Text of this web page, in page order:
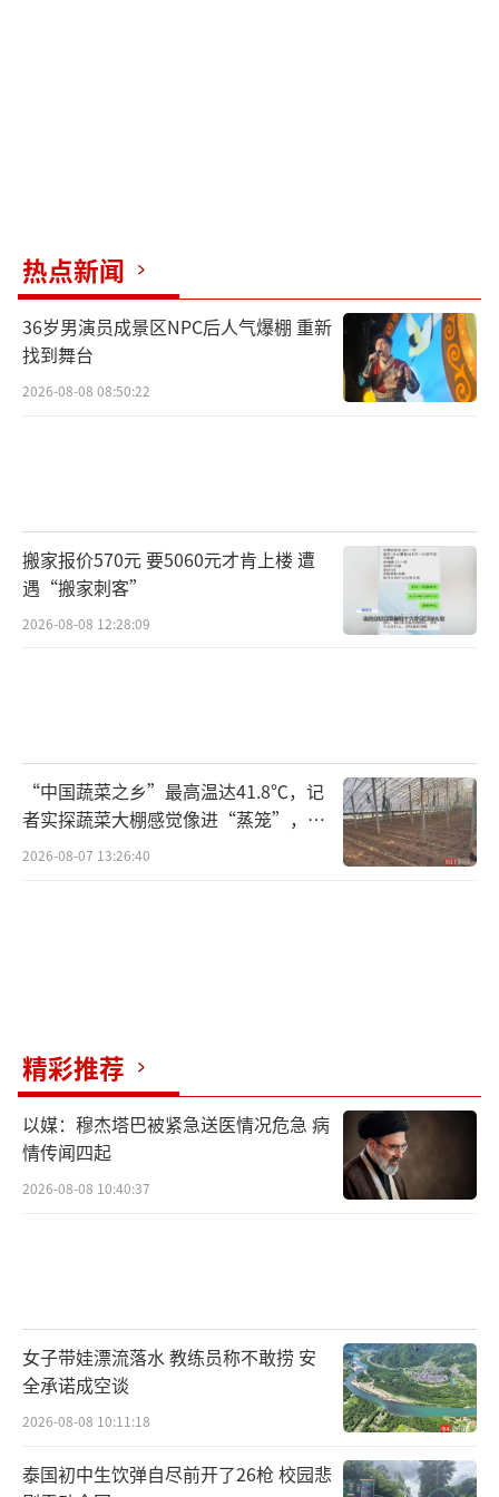
热点新闻
36岁男演员成景区NPC后人气爆棚 重新
找到舞台
2026-08-08 08:50:22
搬家报价570元 要5060元才肯上楼 遭
遇“搬家刺客”
2026-08-08 12:28:09
“中国蔬菜之乡”最高温达41.8℃，记
者实探蔬菜大棚感觉像进“蒸笼”，有
村民称只能凌晨两点起来干活
2026-08-07 13:26:40
精彩推荐
以媒：穆杰塔巴被紧急送医情况危急 病
情传闻四起
2026-08-08 10:40:37
女子带娃漂流落水 教练员称不敢捞 安
全承诺成空谈
2026-08-08 10:11:18
泰国初中生饮弹自尽前开了26枪 校园悲